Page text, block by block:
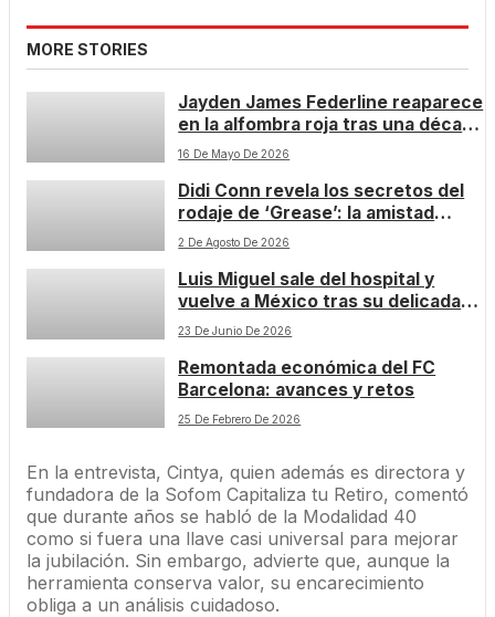
MORE STORIES
Jayden James Federline reaparece
en la alfombra roja tras una década
alejado de los focos
16 De Mayo De 2026
Didi Conn revela los secretos del
rodaje de ‘Grease’: la amistad
entre Olivia Newton-John y John
reparto
2 De Agosto De 2026
Luis Miguel sale del hospital y
vuelve a México tras su delicada
operación cardíaca
23 De Junio De 2026
Remontada económica del FC
Barcelona: avances y retos
25 De Febrero De 2026
En la entrevista, Cintya, quien además es directora y
fundadora de la Sofom Capitaliza tu Retiro, comentó
que durante años se habló de la Modalidad 40
como si fuera una llave casi universal para mejorar
la jubilación. Sin embargo, advierte que, aunque la
herramienta conserva valor, su encarecimiento
obliga a un análisis cuidadoso.